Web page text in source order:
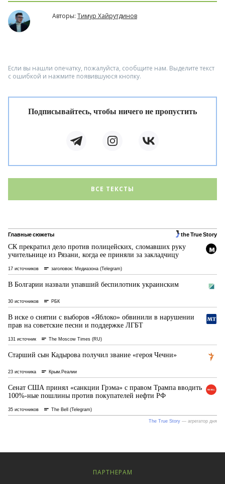
Авторы: Тимур Хайрутдинов
Если вы нашли опечатку, пожалуйста, сообщите нам. Выделите текст
с ошибкой и нажмите появившуюся кнопку.
Подписывайтесь, чтобы ничего не пропустить
ВСЕ ТЕКСТЫ
ПАРТНЕРАМ